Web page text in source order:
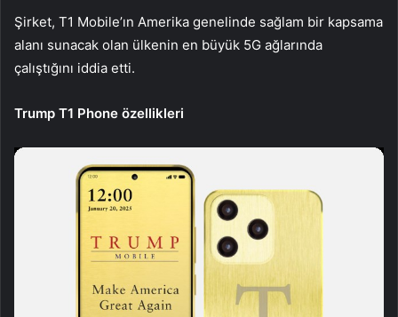
Şirket, T1 Mobile’ın Amerika genelinde sağlam bir kapsama
alanı sunacak olan ülkenin en büyük 5G ağlarında
çalıştığını iddia etti.
Trump T1 Phone özellikleri